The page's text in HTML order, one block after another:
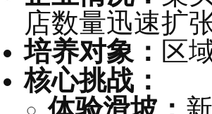
行业： 餐饮
企业情况：
店数量迅速